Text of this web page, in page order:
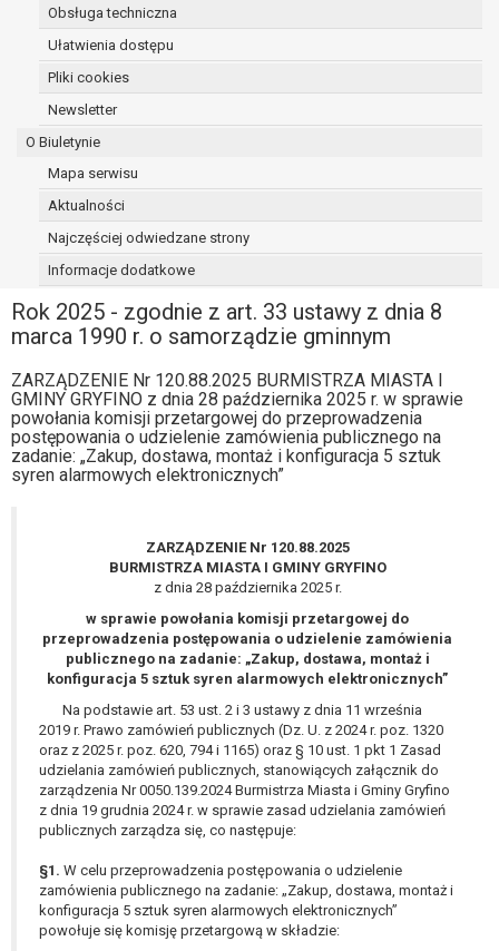
Obsługa techniczna
Ułatwienia dostępu
Pliki cookies
Newsletter
O Biuletynie
Mapa serwisu
Aktualności
Najczęściej odwiedzane strony
Informacje dodatkowe
Rok 2025 - zgodnie z art. 33 ustawy z dnia 8
marca 1990 r. o samorządzie gminnym
ZARZĄDZENIE Nr 120.88.2025 BURMISTRZA MIASTA I
GMINY GRYFINO z dnia 28 października 2025 r. w sprawie
powołania komisji przetargowej do przeprowadzenia
postępowania o udzielenie zamówienia publicznego na
zadanie: „Zakup, dostawa, montaż i konfiguracja 5 sztuk
syren alarmowych elektronicznych”
ZARZĄDZENIE Nr 120.88.2025
BURMISTRZA MIASTA I GMINY GRYFINO
z dnia 28 października 2025 r.
w sprawie powołania komisji przetargowej do
przeprowadzenia postępowania o udzielenie zamówienia
publicznego na zadanie: „Zakup, dostawa, montaż i
konfiguracja 5 sztuk syren alarmowych elektronicznych”
Na podstawie art. 53 ust. 2 i 3 ustawy z dnia 11 września
2019 r. Prawo zamówień publicznych (Dz. U. z 2024 r. poz. 1320
oraz z 2025 r. poz. 620, 794 i 1165) oraz § 10 ust. 1 pkt 1 Zasad
udzielania zamówień publicznych, stanowiących załącznik do
zarządzenia Nr 0050.139.2024 Burmistrza Miasta i Gminy Gryfino
z dnia 19 grudnia 2024 r. w sprawie zasad udzielania zamówień
publicznych zarządza się, co następuje:
§1. W celu przeprowadzenia postępowania o udzielenie
zamówienia publicznego na zadanie: „Zakup, dostawa, montaż i
konfiguracja 5 sztuk syren alarmowych elektronicznych”
powołuje się komisję przetargową w składzie:
osoba, której dane dotyczą, wniosła
sprzeciw wobec przetwarzania
danych - do czasu ustalenia czy
prawnie uzasadnione podstawy po
podstawie art. 20 RODO, w przypadku gdy
przetwarzanie danych odbywa się na
której dane dotyczą lub na podstawie
zgody wyrażonej przez tą osobę,
przetwarzanie odbywa się w sposób
prawo sprzeciwu wobec przetwarzania
danych na podstawie art. 21 RODO, wobec
przetwarzania danych osobowych, którego
podstawą prawną jest:
niezbędność przetwarzania do
sprawowania władzy publicznej
powierzonej administratorowi bądź
wynikających z prawnie
uzasadnionych interesów
realizowanych przez administratora
lub przez stronę trzecią.
Z przyczyn związanych z Pani/Pana
szczególną sytuacją. W razie wniesienia
sprzeciwu, administrator nie może już
przetwarzać tych danych osobowych, chyba
że wykaże on istnienie ważnych prawnie
nadrzędnych wobec interesów, praw i
wolności osoby, której dane dotyczą, lub
podstaw do ustalenia, dochodzenia lub